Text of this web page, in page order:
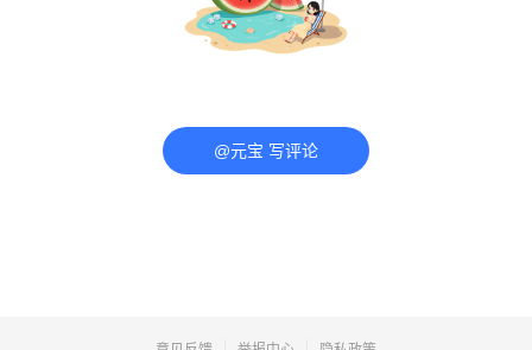
@元宝 写评论